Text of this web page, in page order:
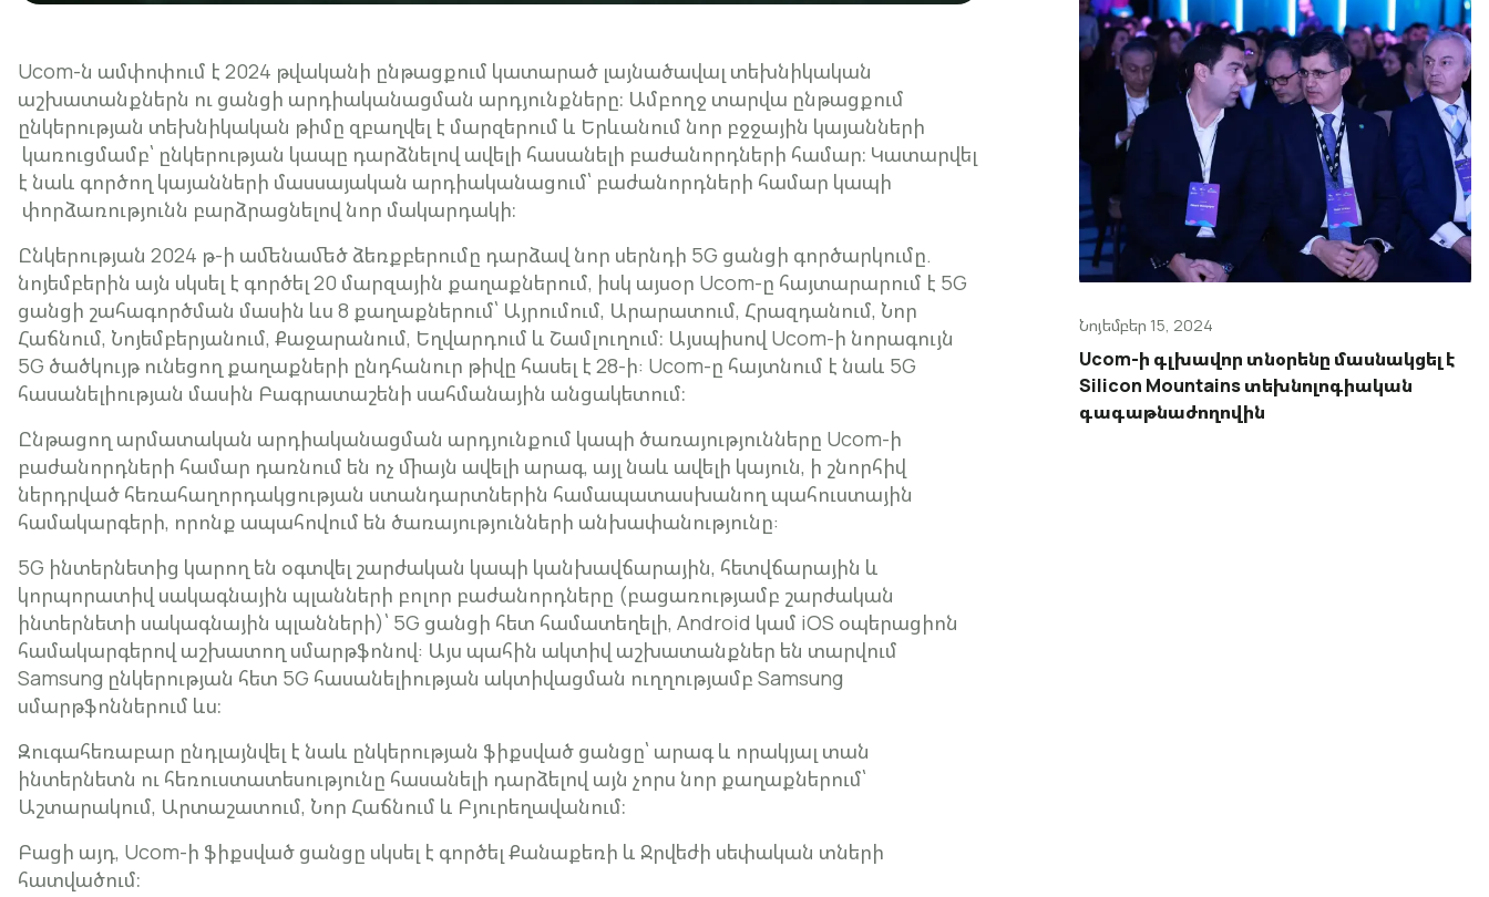
Ucom-ն ամփոփում է 2024 թվականի ընթացքում կատարած լայնածավալ տեխնիկական
աշխատանքներն ու ցանցի արդիականացման արդյունքները։ Ամբողջ տարվա ընթացքում
ընկերության տեխնիկական թիմը զբաղվել է մարզերում և Երևանում նոր բջջային կայանների
կառուցմամբ՝ ընկերության կապը դարձնելով ավելի հասանելի բաժանորդների համար։ Կատարվել
է նաև գործող կայանների մասսայական արդիականացում՝ բաժանորդների համար կապի
փորձառությունն բարձրացնելով նոր մակարդակի։
Ընկերության 2024 թ-ի ամենամեծ ձեռքբերումը դարձավ նոր սերնդի 5G ցանցի գործարկումը.
նոյեմբերին այն սկսել է գործել 20 մարզային քաղաքներում, իսկ այսօր Ucom-ը հայտարարում է 5G
ցանցի շահագործման մասին ևս 8 քաղաքներում՝ Այրումում, Արարատում, Հրազդանում, Նոր
Հաճնում, Նոյեմբերյանում, Քաջարանում, Եղվարդում և Շամլուղում։ Այսպիսով Ucom-ի նորագույն
5G ծածկույթ ունեցող քաղաքների ընդհանուր թիվը հասել է 28-ի: Ucom-ը հայտնում է նաև 5G
հասանելիության մասին Բագրատաշենի սահմանային անցակետում։
Ընթացող արմատական արդիականացման արդյունքում կապի ծառայությունները Ucom-ի
բաժանորդների համար դառնում են ոչ միայն ավելի արագ, այլ նաև ավելի կայուն, ի շնորհիվ
ներդրված հեռահաղորդակցության ստանդարտներին համապատասխանող պահուստային
համակարգերի, որոնք ապահովում են ծառայությունների անխափանությունը:
5G ինտերնետից կարող են օգտվել շարժական կապի կանխավճարային, հետվճարային և
կորպորատիվ սակագնային պլանների բոլոր բաժանորդները (բացառությամբ շարժական
ինտերնետի սակագնային պլանների)՝ 5G ցանցի հետ համատեղելի, Android կամ iOS օպերացիոն
համակարգերով աշխատող սմարթֆոնով: Այս պահին ակտիվ աշխատանքներ են տարվում
Samsung ընկերության հետ 5G հասանելիության ակտիվացման ուղղությամբ Samsung
սմարթֆոններում ևս։
Զուգահեռաբար ընդլայնվել է նաև ընկերության ֆիքսված ցանցը՝ արագ և որակյալ տան
ինտերնետն ու հեռուստատեսությունը հասանելի դարձելով այն չորս նոր քաղաքներում՝
Աշտարակում, Արտաշատում, Նոր Հաճնում և Բյուրեղավանում։
Բացի այդ, Ucom-ի ֆիքսված ցանցը սկսել է գործել Քանաքեռի և Ջրվեժի սեփական տների
հատվածում։
Նոյեմբեր 15, 2024
Ucom-ի գլխավոր տնօրենը մասնակցել է
Silicon Mountains տեխնոլոգիական
գագաթնաժողովին